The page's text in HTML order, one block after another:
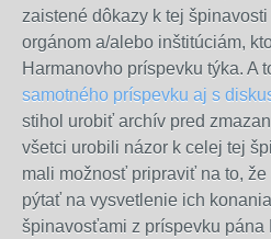
zaistené dôkazy k tej
orgánom a/alebo inštitúciám,
Harmanovho príspevku týka. A
samotného príspevku aj s
stihol urobiť archív pred
všetci urobili názor k celej tej
mali možnosť pripraviť na to,
pýtať na vysvetlenie ich
špinavosťami z príspevku pána